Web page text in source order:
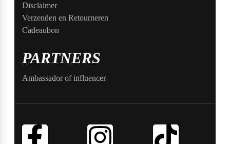
Disclaimer
Verzenden en Retourneren
Cadeaubon
PARTNERS
Ambassador of influencer